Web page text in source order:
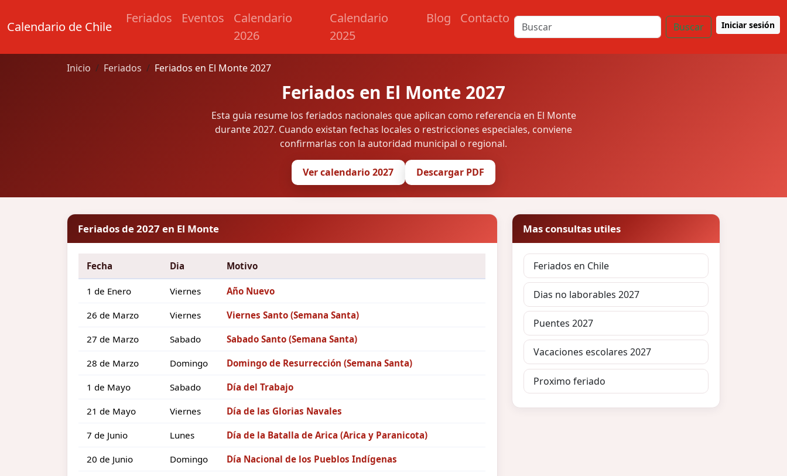
Calendario de Chile
Feriados Eventos
Calendario
2026
Calendario
2025
Blog Contacto
Buscar Iniciar sesión
Inicio Feriados Feriados en El Monte 2027
Feriados en El Monte 2027
Esta guia resume los feriados nacionales que aplican como referencia en El Monte
durante 2027. Cuando existan fechas locales o restricciones especiales, conviene
confirmarlas con la autoridad municipal o regional.
Ver calendario 2027 Descargar PDF
Feriados de 2027 en El Monte
Fecha Dia Motivo
1 de Enero Viernes Año Nuevo
26 de Marzo Viernes Viernes Santo (Semana Santa)
27 de Marzo Sabado Sabado Santo (Semana Santa)
28 de Marzo Domingo Domingo de Resurrección (Semana Santa)
1 de Mayo Sabado Día del Trabajo
21 de Mayo Viernes Día de las Glorias Navales
7 de Junio Lunes Día de la Batalla de Arica (Arica y Paranicota)
20 de Junio Domingo Día Nacional de los Pueblos Indígenas
Mas consultas utiles
Feriados en Chile
Dias no laborables 2027
Puentes 2027
Vacaciones escolares 2027
Proximo feriado